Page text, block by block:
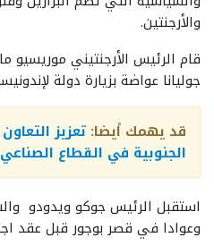
والأرجنتين.
قام الرئيس الأرجنتيني موريسيو
جوليانا عواضة بزيارة دولة
قد يهمك أيضا: تعزيز
الجنوبية في القطاع الصناعي
استقبل الرئيس جوكو ويدودو
وعوادا في قصر بوجور قبل عقد